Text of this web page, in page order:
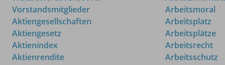
Vorstandsmitglieder
Aktiengesellschaften
Aktiengesetz
Aktienindex
Aktienrendite
Arbeitsmoral
Arbeitsplatz
Arbeitsplätze
Arbeitsrecht
Arbeitsschutz